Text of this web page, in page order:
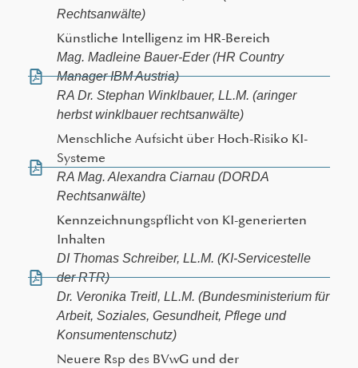
Rechtsanwälte)
Künstliche Intelligenz im HR-Bereich
Mag. Madleine Bauer-Eder (HR Country
Manager IBM Austria)
RA Dr. Stephan Winklbauer, LL.M. (aringer
herbst winklbauer rechtsanwälte)
Menschliche Aufsicht über Hoch-Risiko KI-
Systeme
RA Mag. Alexandra Ciarnau (DORDA
Rechtsanwälte)
Kennzeichnungspflicht von KI-generierten
Inhalten
DI Thomas Schreiber, LL.M. (KI-Servicestelle
der RTR)
Dr. Veronika Treitl, LL.M. (Bundesministerium für
Arbeit, Soziales, Gesundheit, Pflege und
Konsumentenschutz)
Neuere Rsp des BVwG und der